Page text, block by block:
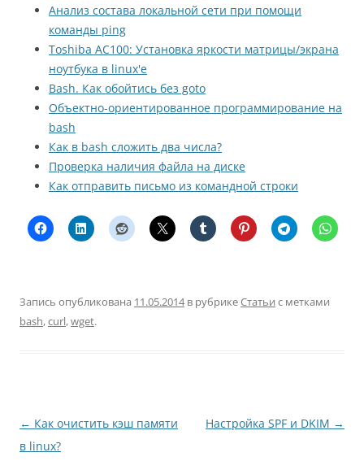
Анализ состава локальной сети при помощи
команды ping
Toshiba AC100: Установка яркости матрицы/экрана
ноутбука в linux'е
Bash. Как обойтись без goto
Объектно-ориентированное программирование на
bash
Как в bash сложить два числа?
Проверка наличия файла на диске
Как отправить письмо из командной строки
Запись опубликована 11.05.2014в рубрикеСтатьи с метками
bash,curl,wget.
Навигация
по
← Как очистить кэш памяти
в linux?
Настройка SPF и DKIM →